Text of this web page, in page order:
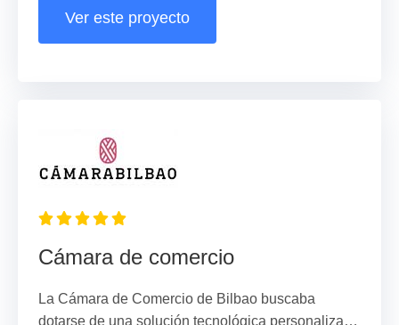
Ver este proyecto
Cámara de comercio
La Cámara de Comercio de Bilbao buscaba
dotarse de una solución tecnológica personalizada